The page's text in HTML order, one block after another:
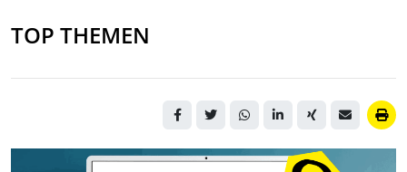
TOP THEMEN